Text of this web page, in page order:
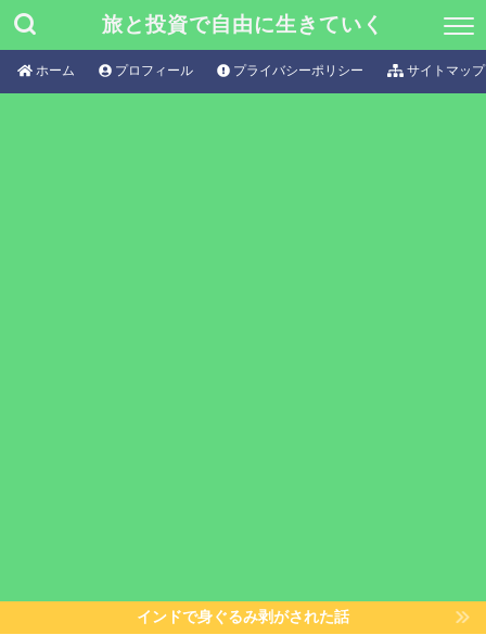
旅と投資で自由に生きていく
ホーム プロフィール プライバシーポリシー サイトマップ
インドで身ぐるみ剥がされた話